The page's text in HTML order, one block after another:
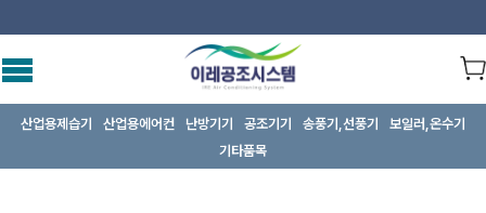
산업용제습기 산업용에어컨 난방기기 공조기기 송풍기,선풍기
보일러,온수기
기타품목